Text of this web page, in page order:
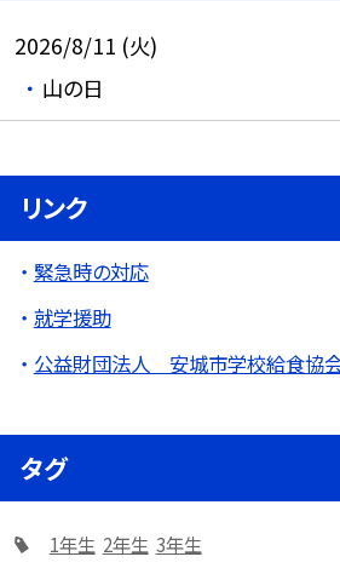
2026/8/11 (火)
山の日
リンク
緊急時の対応
就学援助
公益財団法人 安城市学校給食協
タグ
1年生 2年生 3年生